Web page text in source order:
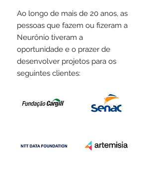
Ao longo de mais de 20 anos, as
pessoas que fazem ou fizeram a
Neurônio tiveram a
oportunidade e o prazer de
desenvolver projetos para os
seguintes clientes: